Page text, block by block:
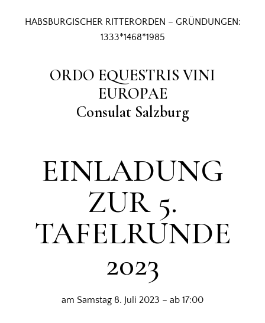
HABSBURGISCHER RITTERORDEN – GRÜNDUNGEN:
1333*1468*1985
ORDO EQUESTRIS VINI
EUROPAE
Consulat Salzburg
EINLADUNG
ZUR 5.
TAFELRUNDE
2023
am Samstag 8. Juli 2023 – ab 17:00